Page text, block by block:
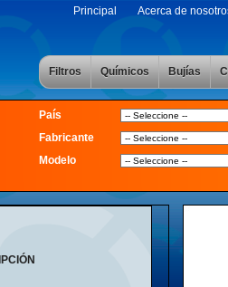
Principal Acerca de
Filtros Químicos Bujías
País
Fabricante
Modelo